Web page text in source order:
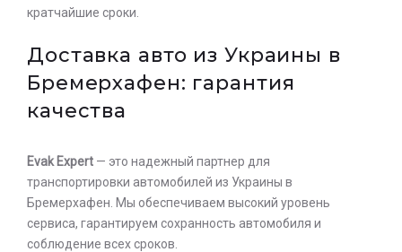
кратчайшие сроки.
Доставка авто из Украины в
Бремерхафен: гарантия
качества
Evak Expert — это надежный партнер для
транспортировки автомобилей из Украины в
Бремерхафен. Мы обеспечиваем высокий уровень
сервиса, гарантируем сохранность автомобиля и
соблюдение всех сроков.